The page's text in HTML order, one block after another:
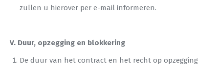
zullen u hierover per e-mail informeren.
V. Duur, opzegging en blokkering
De duur van het contract en het recht op opzegging